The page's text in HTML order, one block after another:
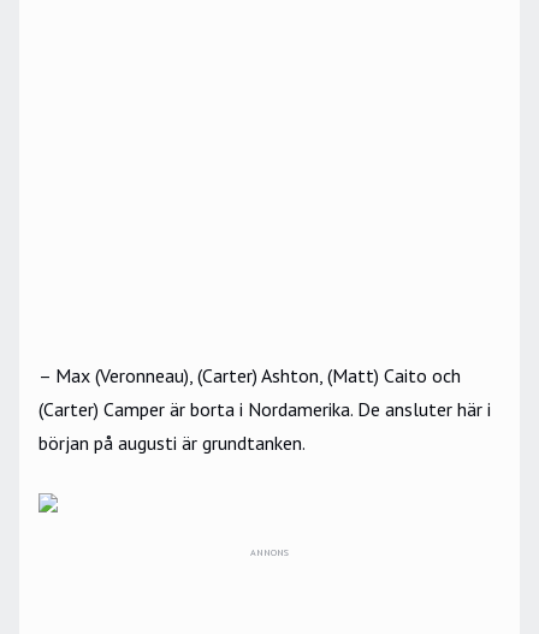
– Max (Veronneau), (Carter) Ashton, (Matt) Caito och
(Carter) Camper är borta i Nordamerika. De ansluter här i
början på augusti är grundtanken.